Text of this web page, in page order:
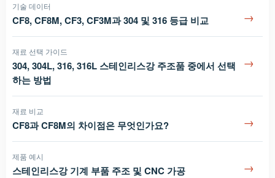
기술 데이터
CF8, CF8M, CF3, CF3M과 304 및 316 등급 비교 →
재료 선택 가이드
304, 304L, 316, 316L 스테인리스강 주조품 중에서 선택
하는 방법
→
재료 비교
CF8과 CF8M의 차이점은 무엇인가요? →
제품 예시
스테인리스강 기계 부품 주조 및 CNC 가공 →